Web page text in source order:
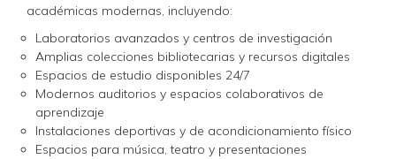
académicas modernas, incluyendo:
Laboratorios avanzados y centros de investigación
Amplias colecciones bibliotecarias y recursos digitales
Espacios de estudio disponibles 24/7
Modernos auditorios y espacios colaborativos de
aprendizaje
Instalaciones deportivas y de acondicionamiento físico
Espacios para música, teatro y presentaciones